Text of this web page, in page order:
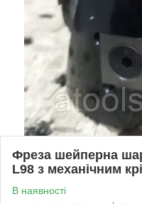
Фреза шейперна
L98 з механічним
В наявності